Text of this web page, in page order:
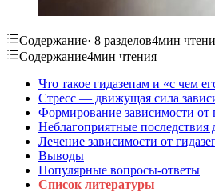
Содержание· 8 разделов4мин
Содержание4мин чтения
Что такое гидазепам и «с чем
Стресс — движущая сила
Формирование зависимости от
Неблагоприятные последствия
Лечение зависимости от
Выводы
Популярные вопросы-ответы
Список литературы